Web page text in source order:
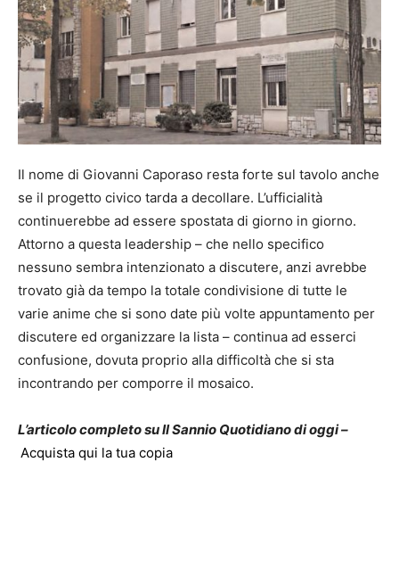
Il nome di Giovanni Caporaso resta forte sul tavolo anche
se il progetto civico tarda a decollare. L’ufficialità
continuerebbe ad essere spostata di giorno in giorno.
Attorno a questa leadership – che nello specifico
nessuno sembra intenzionato a discutere, anzi avrebbe
trovato già da tempo la totale condivisione di tutte le
varie anime che si sono date più volte appuntamento per
discutere ed organizzare la lista – continua ad esserci
confusione, dovuta proprio alla difficoltà che si sta
incontrando per comporre il mosaico.
L’articolo completo su Il Sannio Quotidiano di oggi –
Acquista qui la tua copia